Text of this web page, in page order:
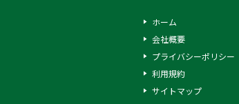
ホーム
会社概要
プライバシーポリシー
利用規約
サイトマップ